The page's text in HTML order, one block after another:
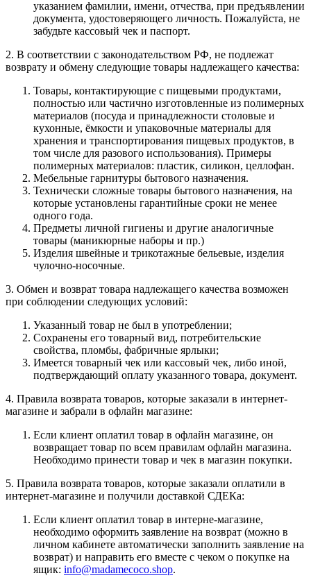
указанием фамилии, имени, отчества, при предъявлении
документа, удостоверяющего личность. Пожалуйста, не
забудьте кассовый чек и паспорт.
2. В соответствии с законодательством РФ, не подлежат
возврату и обмену следующие товары надлежащего качества:
Товары, контактирующие с пищевыми продуктами,
полностью или частично изготовленные из полимерных
материалов (посуда и принадлежности столовые и
кухонные, ёмкости и упаковочные материалы для
хранения и транспортирования пищевых продуктов, в
том числе для разового использования). Примеры
полимерных материалов: пластик, силикон, целлофан.
Мебельные гарнитуры бытового назначения.
Технически сложные товары бытового назначения, на
которые установлены гарантийные сроки не менее
одного года.
Предметы личной гигиены и другие аналогичные
товары (маникюрные наборы и пр.)
Изделия швейные и трикотажные бельевые, изделия
чулочно-носочные.
3. Обмен и возврат товара надлежащего качества возможен
при соблюдении следующих условий:
Указанный товар не был в употреблении;
Сохранены его товарный вид, потребительские
свойства, пломбы, фабричные ярлыки;
Имеется товарный чек или кассовый чек, либо иной,
подтверждающий оплату указанного товара, документ.
4. Правила возврата товаров, которые заказали в интернет-
магазине и забрали в офлайн магазине:
Если клиент оплатил товар в офлайн магазине, он
возвращает товар по всем правилам офлайн магазина.
Необходимо принести товар и чек в магазин покупки.
5. Правила возврата товаров, которые заказали оплатили в
интернет-магазине и получили доставкой СДЕКа:
Если клиент оплатил товар в интерне-магазине,
необходимо оформить заявление на возврат (можно в
личном кабинете автоматически заполнить заявление на
возврат) и направить его вместе с чеком о покупке на
ящик: info@madamecoco.shop.